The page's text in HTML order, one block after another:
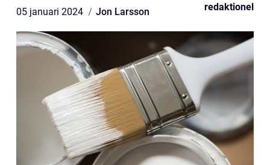
05 januari 2024 Jon Larsson redaktionel